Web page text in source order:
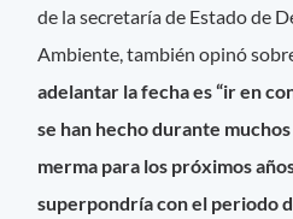
de la secretaría de Estado de
Ambiente, también opinó
adelantar la fecha es “ir en
se han hecho durante
merma para los próximos
superpondría con el periodo